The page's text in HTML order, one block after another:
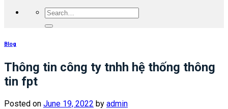
Blog
Thông tin công ty tnhh hệ thống thông
tin fpt
Posted on June 19, 2022 by admin